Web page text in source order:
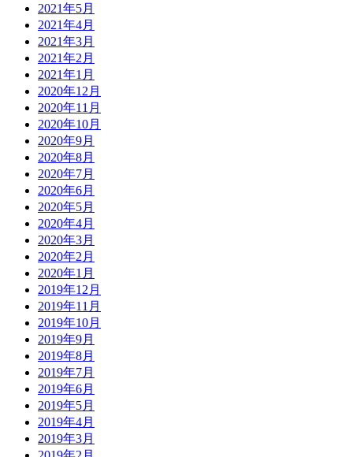
2021年5月
2021年4月
2021年3月
2021年2月
2021年1月
2020年12月
2020年11月
2020年10月
2020年9月
2020年8月
2020年7月
2020年6月
2020年5月
2020年4月
2020年3月
2020年2月
2020年1月
2019年12月
2019年11月
2019年10月
2019年9月
2019年8月
2019年7月
2019年6月
2019年5月
2019年4月
2019年3月